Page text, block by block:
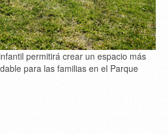
permitirá crear un espacio más
para las familias en el Parque